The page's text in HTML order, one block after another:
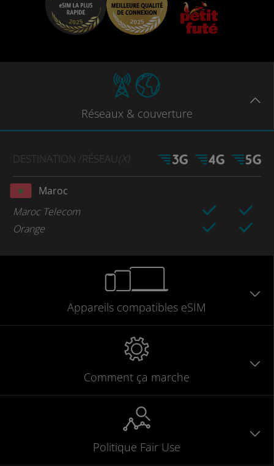
Réseaux & couverture
DESTINATION /RÉSEAU(X)
Maroc
Maroc Telecom
Orange
Appareils compatibles eSIM
Comment ça marche
Politique Fair Use